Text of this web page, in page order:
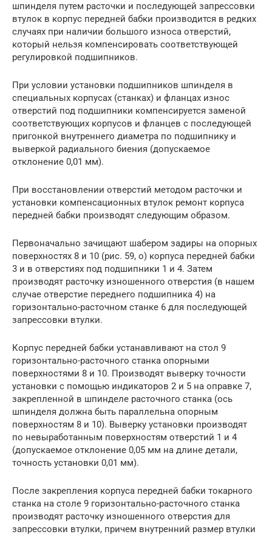
шпинделя путем расточки и последующей запрессовки
втулок в корпус передней бабки производится в редких
случаях при наличии большого износа отверстий,
который нельзя компенсировать соответствующей
регулировкой подшипников.
При условии установки подшипников шпинделя в
специальных корпусах (станках) и фланцах износ
отверстий под подшипники компенсируется заменой
соответствующих корпусов и фланцев с последующей
пригонкой внутреннего диаметра по подшипнику и
выверкой радиального биения (допускаемое
отклонение 0,01 мм).
При восстановлении отверстий методом расточки и
установки компенсационных втулок ремонт корпуса
передней бабки производят следующим образом.
Первоначально зачищают шабером задиры на опорных
поверхностях 8 и 10 (рис. 59, о) корпуса передней бабки
3 и в отверстиях под подшипники 1 и 4. Затем
производят расточку изношенного отверстия (в нашем
случае отверстие переднего подшипника 4) на
горизонтально-расточном станке 6 для последующей
запрессовки втулки.
Корпус передней бабки устанавливают на стол 9
горизонтально-расточного станка опорными
поверхностями 8 и 10. Производят выверку точности
установки с помощью индикаторов 2 и 5 на оправке 7,
закрепленной в шпинделе расточного станка (ось
шпинделя должна быть параллельна опорным
поверхностям 8 и 10). Выверку установки производят
по невыработанным поверхностям отверстий 1 и 4
(допускаемое отклонение 0,05 мм на длине детали,
точность установки 0,01 мм).
После закрепления корпуса передней бабки токарного
станка на столе 9 горизонтально-расточного станка
производят расточку изношенного отверстия для
запрессовки втулки, причем внутренний размер втулки